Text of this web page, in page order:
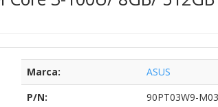
Marca:
ASUS
P/N:
90PT03W9-